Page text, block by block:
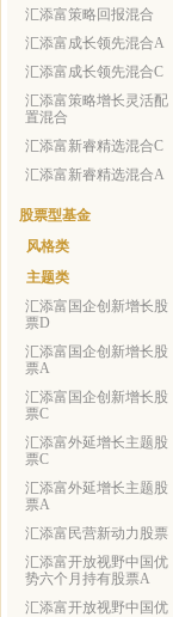
汇添富策略回报混合
汇添富成长领先混合A
汇添富成长领先混合C
汇添富策略增长灵活配
置混合
汇添富新睿精选混合C
汇添富新睿精选混合A
股票型基金
风格类
主题类
汇添富国企创新增长股
票D
汇添富国企创新增长股
票A
汇添富国企创新增长股
票C
汇添富外延增长主题股
票C
汇添富外延增长主题股
票A
汇添富民营新动力股票
汇添富开放视野中国优
势六个月持有股票A
汇添富开放视野中国优